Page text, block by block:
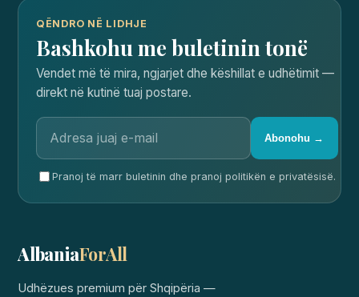
QËNDRO NË LIDHJE
Bashkohu me buletinin tonë
Vendet më të mira, ngjarjet dhe këshillat e udhëtimit —
direkt në kutinë tuaj postare.
Abonohu →
Pranoj të marr buletinin dhe pranoj politikën e privatësisë.
AlbaniaForAll
Udhëzues premium për Shqipëria —